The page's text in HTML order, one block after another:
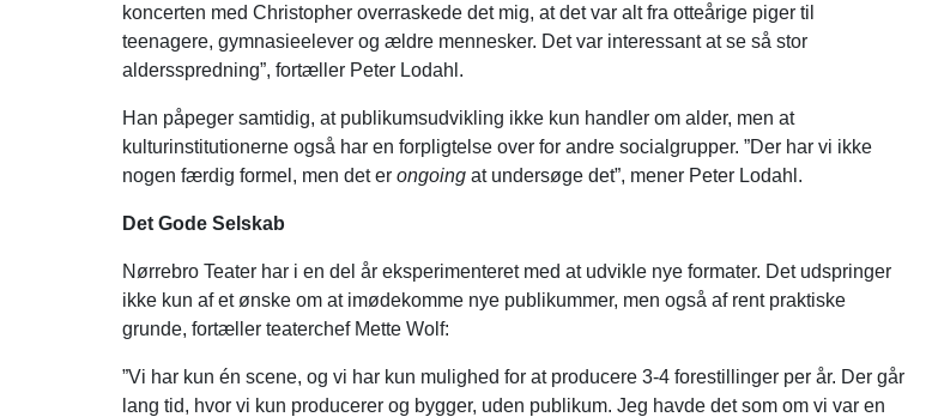
koncerten med Christopher overraskede det mig, at det var alt fra otteårige piger til
teenagere, gymnasieelever og ældre mennesker. Det var interessant at se så stor
aldersspredning”, fortæller Peter Lodahl.
Han påpeger samtidig, at publikumsudvikling ikke kun handler om alder, men at
kulturinstitutionerne også har en forpligtelse over for andre socialgrupper. ”Der har vi ikke
nogen færdig formel, men det er ongoing at undersøge det”, mener Peter Lodahl.
Det Gode Selskab
Nørrebro Teater har i en del år eksperimenteret med at udvikle nye formater. Det udspringer
ikke kun af et ønske om at imødekomme nye publikummer, men også af rent praktiske
grunde, fortæller teaterchef Mette Wolf:
”Vi har kun én scene, og vi har kun mulighed for at producere 3-4 forestillinger per år. Der går
lang tid, hvor vi kun producerer og bygger, uden publikum. Jeg havde det som om vi var en